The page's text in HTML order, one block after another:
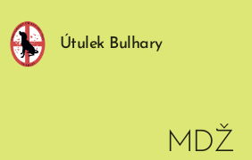
Útulek Bulhary
MDŽ